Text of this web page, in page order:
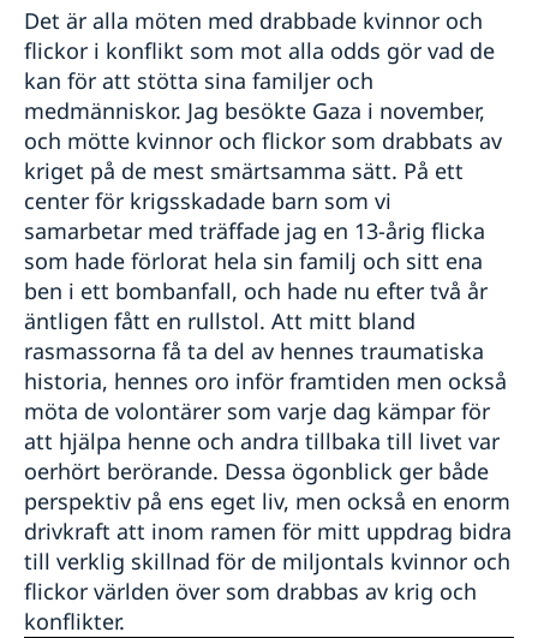
Det är alla möten med drabbade kvinnor och
flickor i konflikt som mot alla odds gör vad de
kan för att stötta sina familjer och
medmänniskor. Jag besökte Gaza i november,
och mötte kvinnor och flickor som drabbats av
kriget på de mest smärtsamma sätt. På ett
center för krigsskadade barn som vi
samarbetar med träffade jag en 13-årig flicka
som hade förlorat hela sin familj och sitt ena
ben i ett bombanfall, och hade nu efter två år
äntligen fått en rullstol. Att mitt bland
rasmassorna få ta del av hennes traumatiska
historia, hennes oro inför framtiden men också
möta de volontärer som varje dag kämpar för
att hjälpa henne och andra tillbaka till livet var
oerhört berörande. Dessa ögonblick ger både
perspektiv på ens eget liv, men också en enorm
drivkraft att inom ramen för mitt uppdrag bidra
till verklig skillnad för de miljontals kvinnor och
flickor världen över som drabbas av krig och
konflikter.